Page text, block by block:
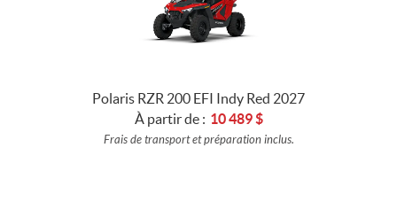
Polaris RZR 200 EFI Indy Red 2027
À partir de : 10 489$
Frais de transport et préparation inclus.